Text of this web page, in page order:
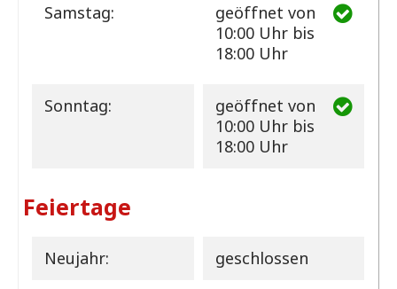
Samstag: geöffnet von
10:00 Uhr bis
18:00 Uhr
Sonntag: geöffnet von
10:00 Uhr bis
18:00 Uhr
Feiertage
Neujahr: geschlossen